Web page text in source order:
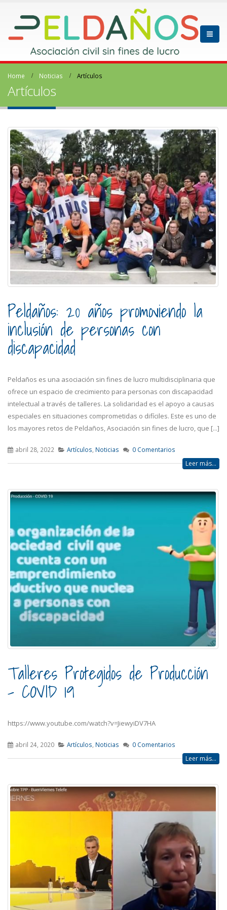
Home Noticias Artículos
Artículos
Peldaños: 20 años promoviendo la
inclusión de personas con
discapacidad
Peldaños es una asociación sin fines de lucro multidisciplinaria que
ofrece un espacio de crecimiento para personas con discapacidad
intelectual a través de talleres. La solidaridad es el apoyo a causas
especiales en situaciones comprometidas o difíciles. Este es uno de
los mayores retos de Peldaños, Asociación sin fines de lucro, que [...]
abril 28, 2022 Artículos Noticias 0 Comentarios
Leer más...
Talleres Protegidos de Producción
– COVID 19
https://www.youtube.com/watch?v=JiewyiDV7HA
abril 24, 2020 Artículos Noticias 0 Comentarios
Leer más...